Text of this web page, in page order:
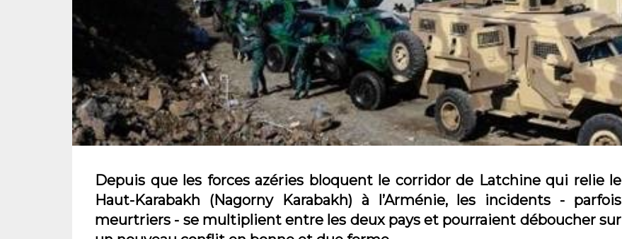
Depuis que les forces azéries bloquent le corridor de Latchine qui relie le
Haut-Karabakh (Nagorny Karabakh) à l’Arménie, les incidents - parfois
meurtriers - se multiplient entre les deux pays et pourraient déboucher sur